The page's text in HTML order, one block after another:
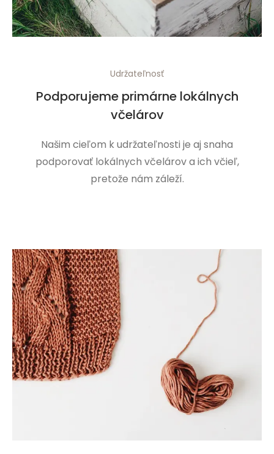
Udržateľnosť
Podporujeme primárne lokálnych
včelárov
Našim cieľom k udržateľnosti je aj snaha
podporovať lokálnych včelárov a ich včieľ,
pretože nám záleží.